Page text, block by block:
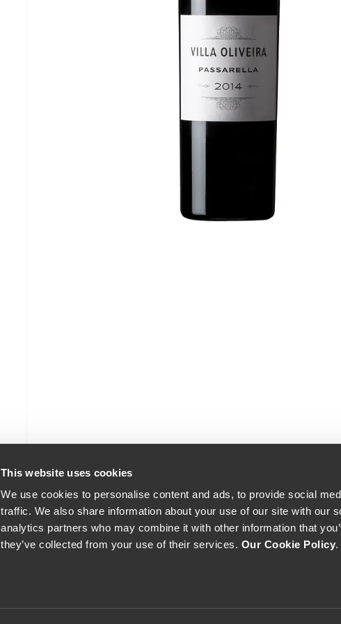
This website uses cookies
We use cookies to personalise content and ads, to provide social
traffic. We also share information about your use of our site with our
analytics partners who may combine it with other information that
they’ve collected from your use of their services. Our Cookie Policy.